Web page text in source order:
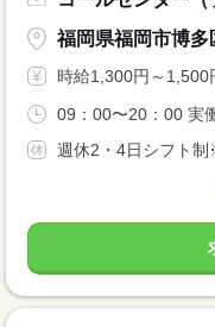
福岡県福岡市博多
時給1,300円～1,500
09：00〜20：00 実
週休2・4日シフト